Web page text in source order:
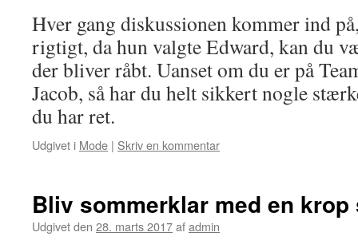
Hver gang diskussionen kommer ind
rigtigt, da hun valgte Edward, kan du
der bliver råbt. Uanset om du er på
Jacob, så har du helt sikkert nogle
du har ret.
Udgivet i Mode | Skriv en kommentar
Bliv sommerklar med en krop
Udgivet den 28. marts 2017afadmin